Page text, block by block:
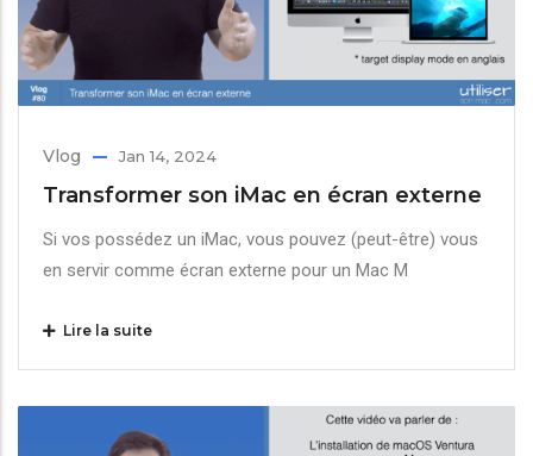
Vlog Jan 14, 2024
Transformer son iMac en écran externe
Si vos possédez un iMac, vous pouvez (peut-être) vous
en servir comme écran externe pour un Mac M
Lire la suite